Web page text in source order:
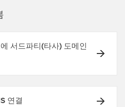
서드파티(타사) 도메인
연결